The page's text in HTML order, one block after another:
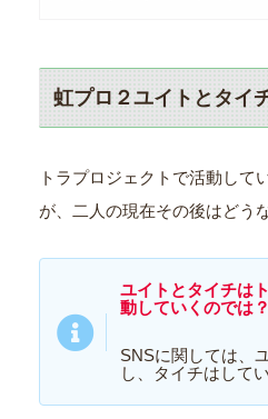
虹プロ２ユイトとタイ
トラプロジェクトで活動して
が、二人の現在その後はどう
ユイトとタイチは
動していくのでは？
SNSに関しては、
し、タイチはして